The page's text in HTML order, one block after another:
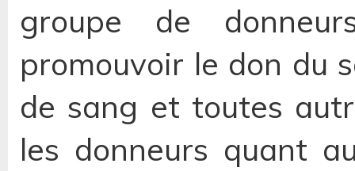
groupe de
promouvoir le don du
de sang et toutes
les donneurs quant